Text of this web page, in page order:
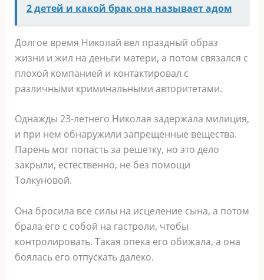
2 детей и какой брак она называет адом
Долгое время Николай вел праздный образ
жизни и жил на деньги матери, а потом связался с
плохой компанией и контактировал с
различными криминальными авторитетами.
Однажды 23-летнего Николая задержала милиция,
и при нем обнаружили запрещенные вещества.
Парень мог попасть за решетку, но это дело
закрыли, естественно, не без помощи
Толкуновой.
Она бросила все силы на исцеление сына, а потом
брала его с собой на гастроли, чтобы
контролировать. Такая опека его обижала, а она
боялась его отпускать далеко.